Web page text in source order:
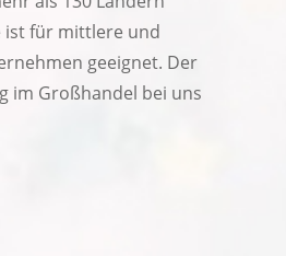
ist für mittlere und
geeignet. Der
im Großhandel bei uns